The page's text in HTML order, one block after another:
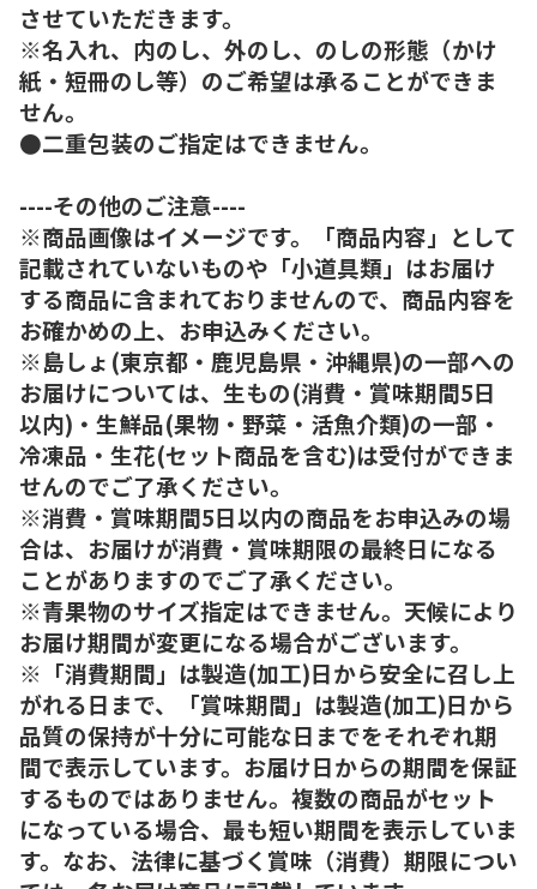
させていただきます。
※名入れ、内のし、外のし、のしの形態（かけ
紙・短冊のし等）のご希望は承ることができま
せん。
●二重包装のご指定はできません。
----その他のご注意----
※商品画像はイメージです。「商品内容」として
記載されていないものや「小道具類」はお届け
する商品に含まれておりませんので、商品内容を
お確かめの上、お申込みください。
※島しょ(東京都・鹿児島県・沖縄県)の一部への
お届けについては、生もの(消費・賞味期間5日
以内)・生鮮品(果物・野菜・活魚介類)の一部・
冷凍品・生花(セット商品を含む)は受付ができま
せんのでご了承ください。
※消費・賞味期間5日以内の商品をお申込みの場
合は、お届けが消費・賞味期限の最終日になる
ことがありますのでご了承ください。
※青果物のサイズ指定はできません。天候により
お届け期間が変更になる場合がございます。
※「消費期間」は製造(加工)日から安全に召し上
がれる日まで、「賞味期間」は製造(加工)日から
品質の保持が十分に可能な日までをそれぞれ期
間で表示しています。お届け日からの期間を保証
するものではありません。複数の商品がセット
になっている場合、最も短い期間を表示していま
す。なお、法律に基づく賞味（消費）期限につい